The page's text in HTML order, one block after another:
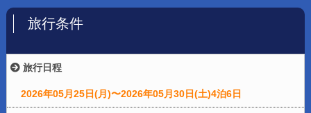
旅行条件
旅行日程
2026年05月25日(月)〜2026年05月30日(土)4泊6日